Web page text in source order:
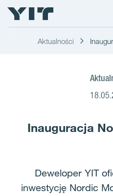
Aktualności
Inauguracja
Deweloper YIT
inwestycję Nordic